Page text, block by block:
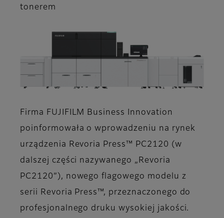
tonerem
Firma FUJIFILM Business Innovation
poinformowała o wprowadzeniu na rynek
urządzenia Revoria Press™ PC2120 (w
dalszej części nazywanego „Revoria
PC2120”), nowego flagowego modelu z
serii Revoria Press™, przeznaczonego do
profesjonalnego druku wysokiej jakości.